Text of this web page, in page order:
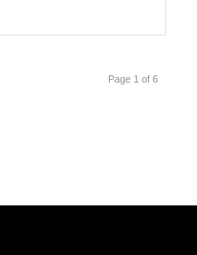
Page 1 of 6